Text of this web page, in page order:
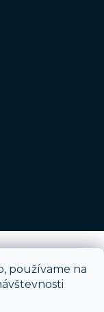
používame na